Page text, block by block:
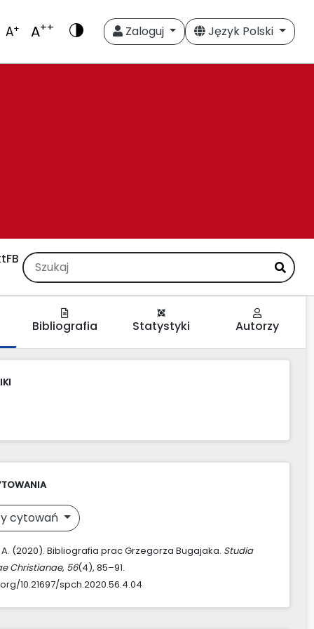
A+ A++ Zaloguj Język Polski
FB
Bibliografia Statystyki Autorzy
cytowań
(2020). Bibliografia prac Grzegorza Bugajaka. Studia
Christianae, 56(4), 85–91.
10.21697/spch.2020.56.4.04